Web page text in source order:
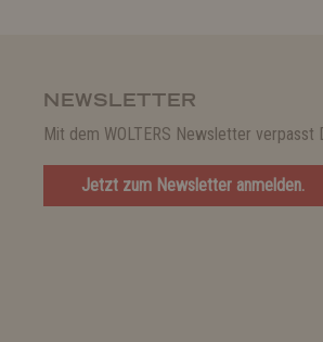
NEWSLETTER
Mit dem WOLTERS Newsletter verpasst
Jetzt zum Newsletter anmelden.